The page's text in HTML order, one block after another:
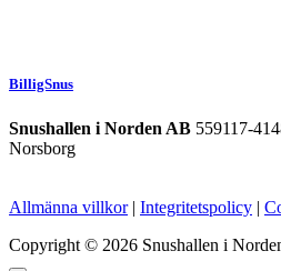
BilligSnus
Snushallen i Norden AB 559117-
Norsborg
Allmänna villkor| Integritetspolicy |
Copyright © 2026 Snushallen i